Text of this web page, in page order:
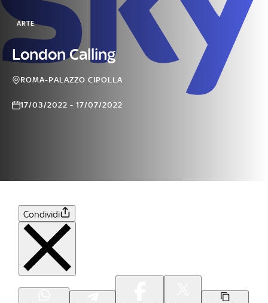
ARTE
London Calling
ROMA-PALAZZO CIPOLLA
17/03/2022 - 17/07/2022
Condividi